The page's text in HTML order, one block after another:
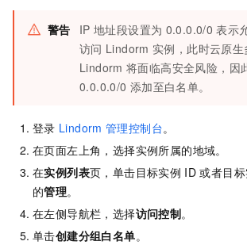
警告 IP 地址段设置为 0.0.0.0/0 表示
访问 Lindorm 实例，此时云原
Lindorm 将面临高安全风险，因
0.0.0.0/0 添加至白名单。
登录 Lindorm 管理控制台。
在页面左上角，选择实例所属的地域。
在实例列表页，单击目标实例 ID 或者目
的管理。
在左侧导航栏，选择访问控制。
单击创建分组白名单。